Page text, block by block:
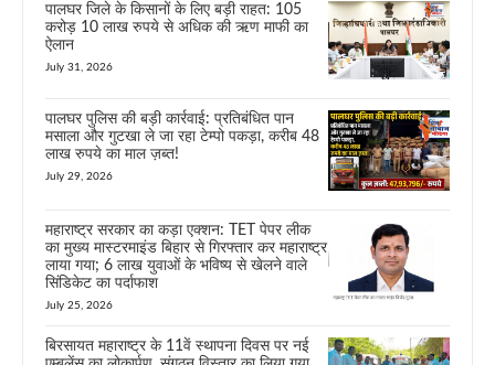
पालघर जिले के किसानों के लिए बड़ी राहत: 105
करोड़ 10 लाख रुपये से अधिक की ऋण माफी का
ऐलान
July 31, 2026
पालघर पुलिस की बड़ी कार्रवाई: प्रतिबंधित पान
मसाला और गुटखा ले जा रहा टेम्पो पकड़ा, करीब 48
लाख रुपये का माल ज़ब्त!
July 29, 2026
महाराष्ट्र सरकार का कड़ा एक्शन: TET पेपर लीक
का मुख्य मास्टरमाइंड बिहार से गिरफ्तार कर महाराष्ट्र
लाया गया; 6 लाख युवाओं के भविष्य से खेलने वाले
सिंडिकेट का पर्दाफाश
July 25, 2026
बिरसायत महाराष्ट्र के 11वें स्थापना दिवस पर नई